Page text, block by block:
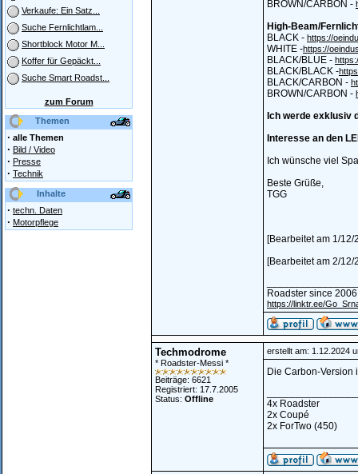
Verkaufe: Ein Satz...
Suche Fernlichtlam...
Shortblock Motor M...
Koffer für Gepäckt...
Suche Smart Roadst...
zum Forum
Themen
· alle Themen
· Bild / Video
· Presse
· Technik
Inhalte
· techn. Daten
· Motorpflege
BROWN/CARBON -
High-Beam/
BLACK - https://
WHITE -https://
BLACK/BLUE -
BLACK/BLACK -
BLACK/CARBON -
BROWN/CARBON -
Ich werde exklusiv
Interesse an den
Ich wünsche viel
Beste Grüße,
TGG
[Bearbeitet am 1/
[Bearbeitet am 2/
Roadster since
https://linktr.ee/
Techmodrome
* Roadster-Messi *
Beiträge: 6621
Registriert: 17.7.2005
Status: Offline
erstellt am: 1.12.2024
Die Carbon-Version
4x Roadster
2x Coupé
2x ForTwo (450)